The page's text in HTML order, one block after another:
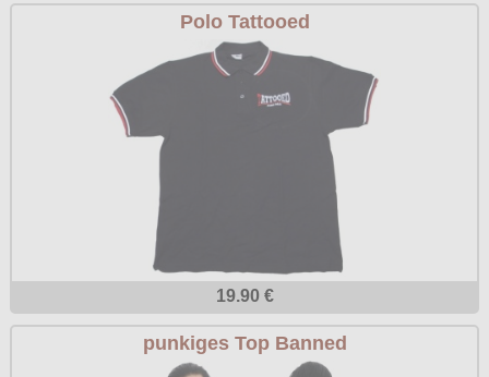
Polo Tattooed
19.90 €
punkiges Top Banned